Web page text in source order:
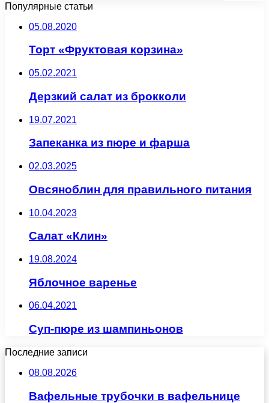
Популярные статьи
05.08.2020
Торт «Фруктовая корзина»
05.02.2021
Дерзкий салат из брокколи
19.07.2021
Запеканка из пюре и фарша
02.03.2025
Овсяноблин для правильного питания
10.04.2023
Салат «Клин»
19.08.2024
Яблочное варенье
06.04.2021
Суп-пюре из шампиньонов
Последние записи
08.08.2026
Вафельные трубочки в вафельнице